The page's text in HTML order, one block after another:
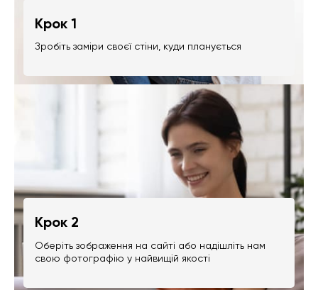
Крок 1
Зробіть заміри своєї стіни, куди планується
Крок 2
Оберіть зображення на сайті або надішліть нам
свою фотографію у найвищій якості